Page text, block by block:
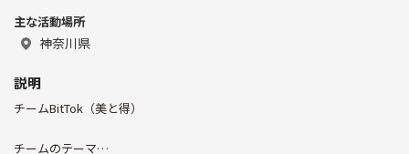
オンラインヨガ、トレーニングは
主な活動場所
神奈川県
説明
チームBitTok（美と得）
チームのテーマ